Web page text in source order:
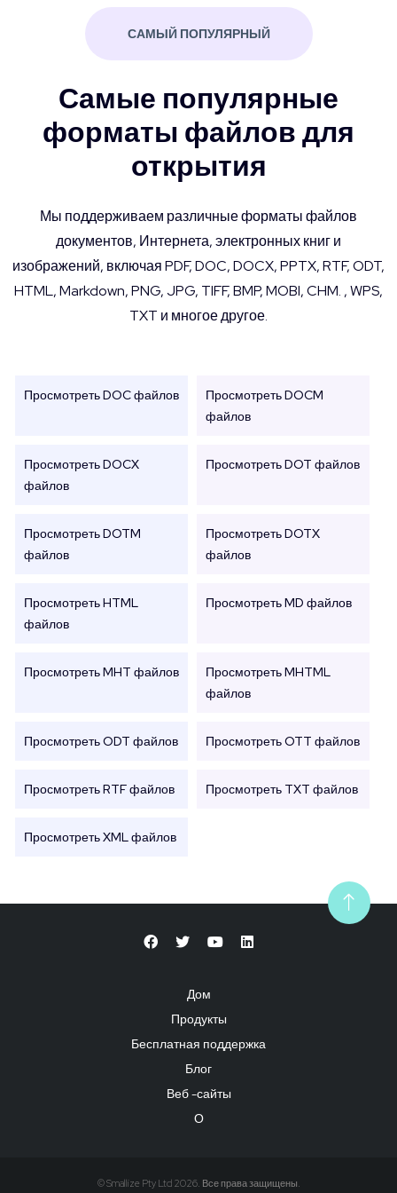
САМЫЙ ПОПУЛЯРНЫЙ
Самые популярные
форматы файлов для
открытия
Мы поддерживаем различные форматы файлов
документов, Интернета, электронных книг и
изображений, включая PDF, DOC, DOCX, PPTX, RTF, ODT,
HTML, Markdown, PNG, JPG, TIFF, BMP, MOBI, CHM. , WPS,
TXT и многое другое.
Просмотреть DOC файлов
Просмотреть DOCM
файлов
Просмотреть DOCX
файлов
Просмотреть DOT файлов
Просмотреть DOTM
файлов
Просмотреть DOTX
файлов
Просмотреть HTML
файлов
Просмотреть MD файлов
Просмотреть MHT файлов
Просмотреть MHTML
файлов
Просмотреть ODT файлов Просмотреть OTT файлов
Просмотреть RTF файлов Просмотреть TXT файлов
Просмотреть XML файлов
Дом
Продукты
Бесплатная поддержка
Блог
Веб -сайты
О
© Smallize Pty Ltd 2026. Все права защищены.